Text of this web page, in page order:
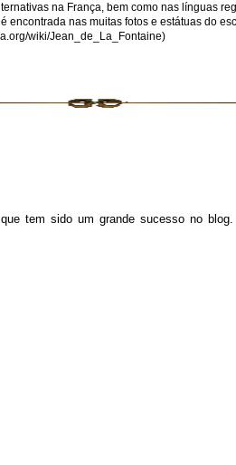
na França, bem como nas línguas
nas muitas fotos e estátuas do
wiki/Jean_de_La_Fontaine)
tem sido um grande sucesso no blog.